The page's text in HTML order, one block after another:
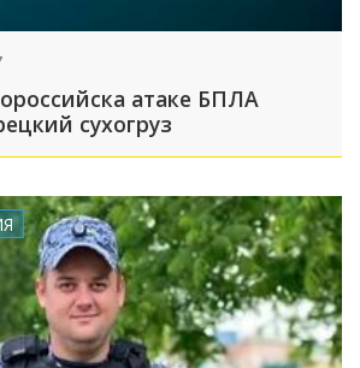
атаке БПЛА
сухогруз